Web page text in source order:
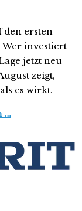
den ersten
Wer investiert
jetzt neu
zeigt,
es wirkt.
…